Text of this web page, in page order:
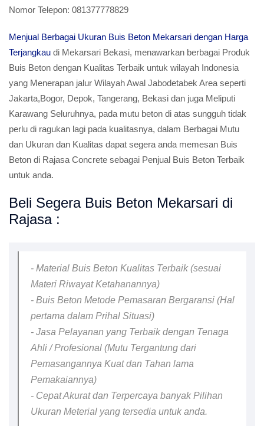
Nomor Telepon: 081377778829
Menjual Berbagai Ukuran Buis Beton Mekarsari dengan Harga
Terjangkau di Mekarsari Bekasi, menawarkan berbagai Produk
Buis Beton dengan Kualitas Terbaik untuk wilayah Indonesia
yang Menerapan jalur Wilayah Awal Jabodetabek Area seperti
Jakarta,Bogor, Depok, Tangerang, Bekasi dan juga Meliputi
Karawang Seluruhnya, pada mutu beton di atas sungguh tidak
perlu di ragukan lagi pada kualitasnya, dalam Berbagai Mutu
dan Ukuran dan Kualitas dapat segera anda memesan Buis
Beton di Rajasa Concrete sebagai Penjual Buis Beton Terbaik
untuk anda.
Beli Segera Buis Beton Mekarsari di
Rajasa :
- Material Buis Beton Kualitas Terbaik (sesuai
Materi Riwayat Ketahanannya)
- Buis Beton Metode Pemasaran Bergaransi (Hal
pertama dalam Prihal Situasi)
- Jasa Pelayanan yang Terbaik dengan Tenaga
Ahli / Profesional (Mutu Tergantung dari
Pemasangannya Kuat dan Tahan lama
Pemakaiannya)
- Cepat Akurat dan Terpercaya banyak Pilihan
Ukuran Meterial yang tersedia untuk anda.